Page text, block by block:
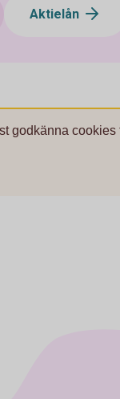
Aktielån
godkänna